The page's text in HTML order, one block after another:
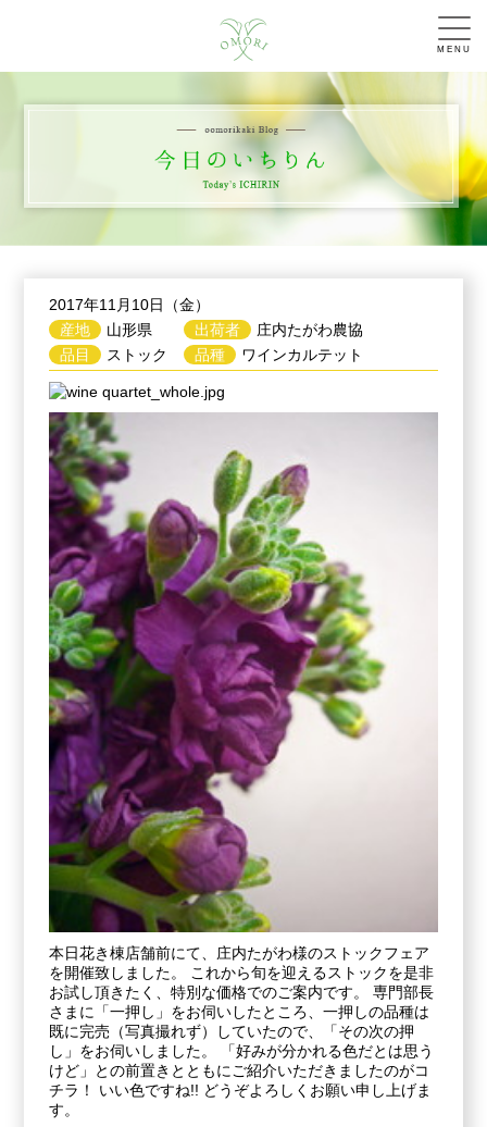
MENU
2017年11月10日（金）
産地
山形県
品目
ストック
出荷者
庄内たがわ農協
品種
ワインカルテット
本日花き棟店舗前にて、庄内たがわ様のストックフェア
を開催致しました。 これから旬を迎えるストックを是非
お試し頂きたく、特別な価格でのご案内です。 専門部長
さまに「一押し」をお伺いしたところ、一押しの品種は
既に完売（写真撮れず）していたので、「その次の押
し」をお伺いしました。 「好みが分かれる色だとは思う
けど」との前置きとともにご紹介いただきましたのがコ
チラ！ いい色ですね!! どうぞよろしくお願い申し上げま
す。